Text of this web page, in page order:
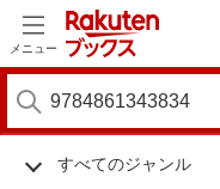
メニュー
すべてのジャンル